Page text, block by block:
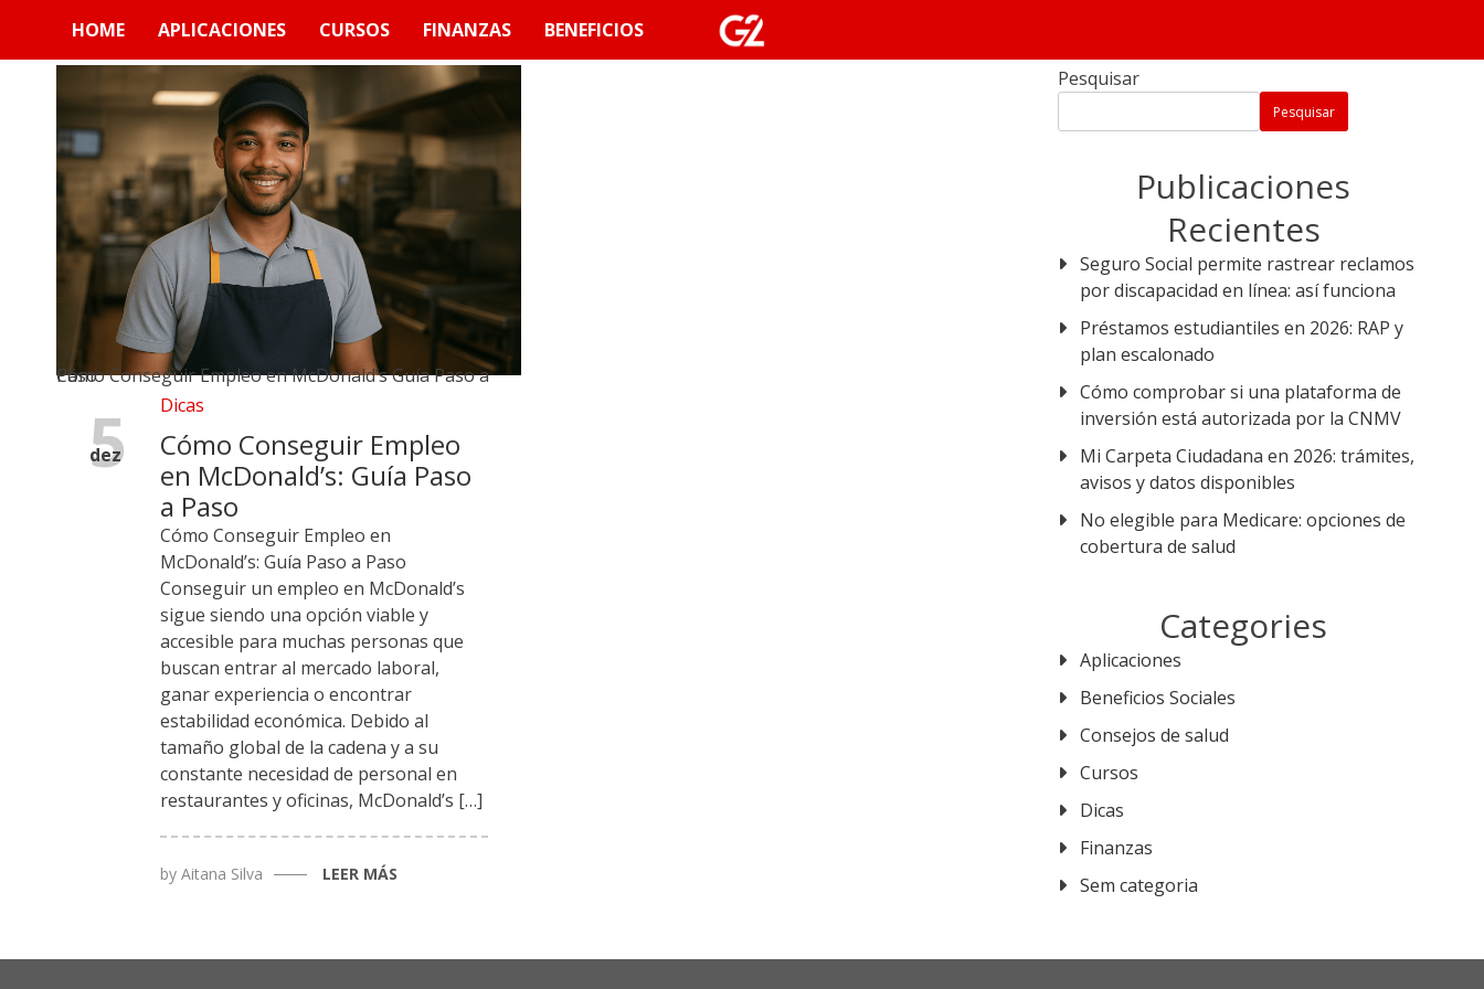
content
HOME APLICACIONES CURSOS FINANZAS BENEFICIOS G2 Dicas
recibe toda la información más reciente sobre los
bonos y programas 820 disponibles en Perú hasta
2025. Después de unirte, serás redirigido al mismo
Cómo Conseguir Empleo en McDonald’s Guía Paso a Paso
dez
5 Dicas
Cómo Conseguir Empleo
en McDonald’s: Guía Paso
a Paso
Cómo Conseguir Empleo en
McDonald’s: Guía Paso a Paso
Conseguir un empleo en McDonald’s
sigue siendo una opción viable y
accesible para muchas personas que
buscan entrar al mercado laboral,
ganar experiencia o encontrar
estabilidad económica. Debido al
tamaño global de la cadena y a su
constante necesidad de personal en
restaurantes y oficinas, McDonald’s […]
by Aitana Silva LEER MÁS
Pesquisar
Pesquisar
Publicaciones
Recientes
Seguro Social permite rastrear reclamos
por discapacidad en línea: así funciona
Préstamos estudiantiles en 2026: RAP y
plan escalonado
Cómo comprobar si una plataforma de
inversión está autorizada por la CNMV
Mi Carpeta Ciudadana en 2026: trámites,
avisos y datos disponibles
No elegible para Medicare: opciones de
cobertura de salud
Categories
Aplicaciones
Beneficios Sociales
Consejos de salud
Cursos
Dicas
Finanzas
Sem categoria